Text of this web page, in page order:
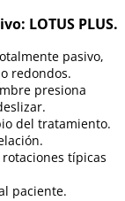
LOTUS PLUS.
pasivo,
redondos.
presiona
del tratamiento.
típicas
paciente.